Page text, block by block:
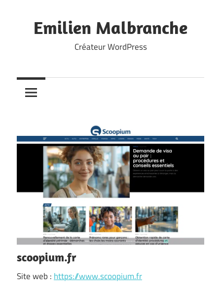
contentEmilien Malbranche
Créateur WordPress
scoopium.fr
Site web : https://www.scoopium.fr